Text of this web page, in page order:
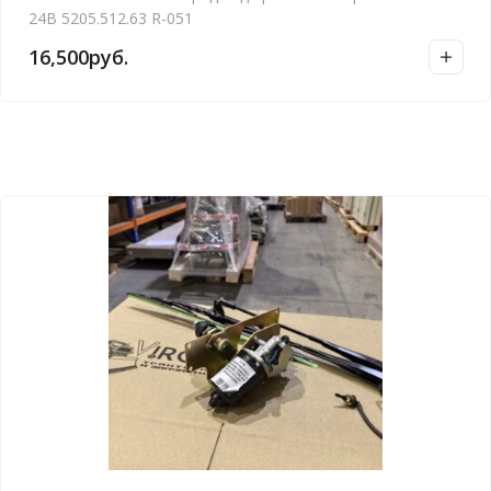
24В 5205.512.63 R-051
16,500руб.